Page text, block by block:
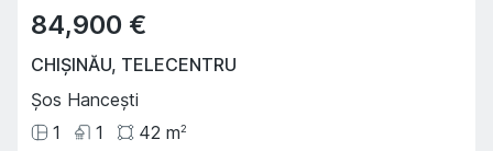
84,900 €
CHIȘINĂU, TELECENTRU
Șos Hancești
1
1 42 m2